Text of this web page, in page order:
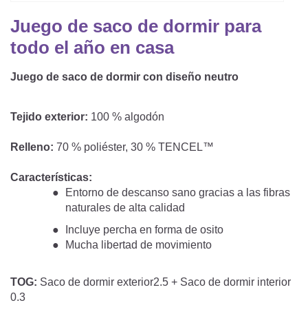
Funda De Recambio
Saco Manta
Saco Envolvente
Mantita Para Bebé
Manta De Juego Para Bebés
Cojines Decorativos
CAMBIADORES
TEXTILES
Sábanas
Sábanas Bajeras
Protectores De Cuna
Baberos Y Doudou
Paños De Muselina
SOPORTE DEL DESARROLLO
Cuna Nido
Almohadas Especiales
Posicionamiento Lateral
ACCESORIOS
CHEQUE REGALO
LOTES DE REGALO Y PROMOCIONES
Juego de saco de dormir para
todo el año en casa
Juego de saco de dormir con diseño neutro
Tejido exterior: 100 % algodón
Relleno: 70 % poliéster, 30 % TENCEL™
Características:
Entorno de descanso sano gracias a las fibras
naturales de alta calidad
Incluye percha en forma de osito
Mucha libertad de movimiento
TOG: Saco de dormir exterior2.5 + Saco de dormir interior
0.3